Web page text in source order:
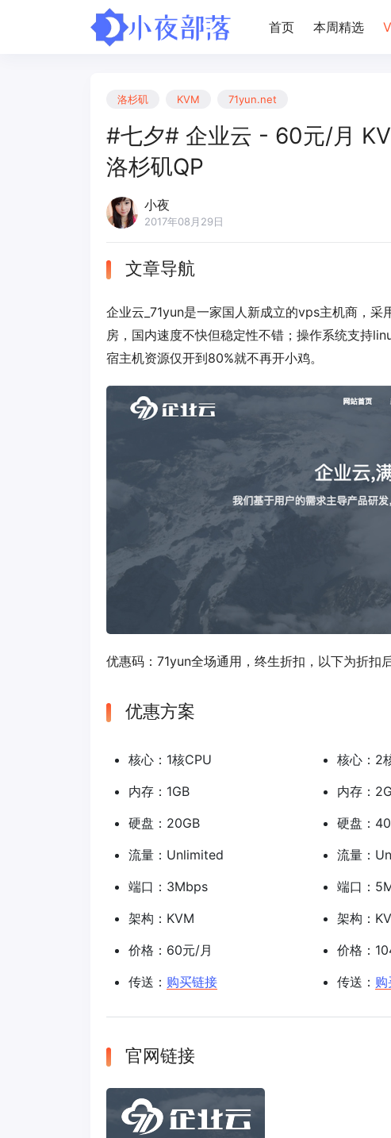
首页 本周精选
洛杉矶 KVM 71yun.net
#七夕# 企业云 - 60元/月
洛杉矶QP
小夜
2017年08月29日
文章导航
企业云_71yun是一家国人新成立的vps主机商，
房，国内速度不快但稳定性不错；操作系统支持
宿主机资源仅开到80%就不再开小鸡。
优惠码： 71yun全场通用，终生折扣，以下为折扣
优惠方案
核心：1核CPU
内存：1GB
硬盘：20GB
流量：Unlimited
端口：3Mbps
架构：KVM
价格：60元/月
传送： 购买链接
核心：2
内存：
硬盘：
流量：
端口：
架构：
价格：
传送：
官网链接